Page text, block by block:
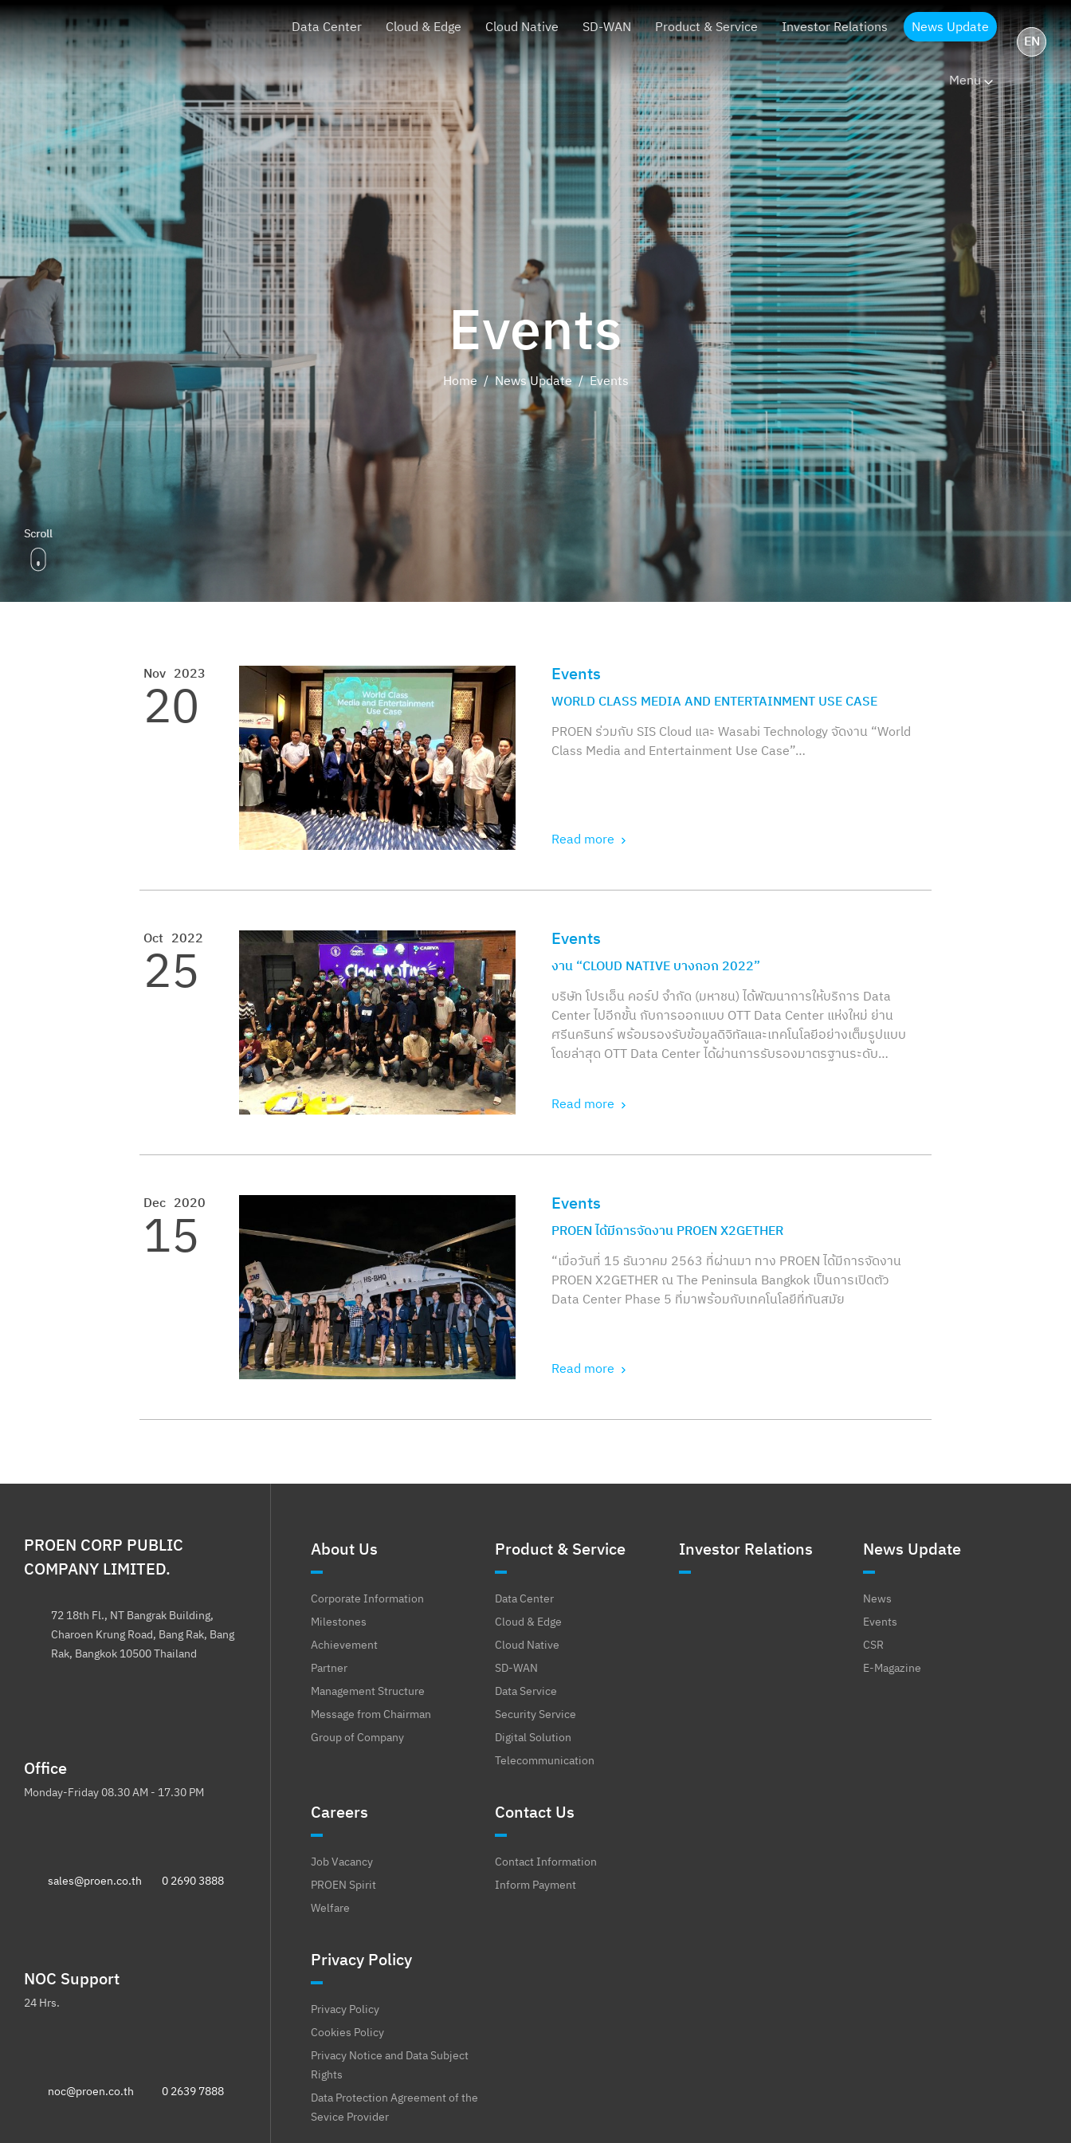
PROEN Corp Public Company Limited
Data Center Cloud & Edge Cloud Native SD-WAN Product & Service Investor Relations News Update
Menu
EN
Events
Home /News Update/Events
20
Nov 2023
WORLD CLASS MEDIA AND ENTERTAINMENT USE CASE
Events
,
PROEN ร่วมกับ SIS Cloud และ Wasabi Technology จัดงาน “World
Class Media and Entertainment Use Case”…
Read more
25
Oct 2022
งาน “CLOUD NATIVE บางกอก 2022”
Events
,
บริษัท โปรเอ็น คอร์ป จำกัด (มหาชน) ได้พัฒนาการให้บริการ Data
Center ไปอีกขั้น กับการออกแบบ OTT Data Center แห่งใหม่ ย่าน
ศรีนครินทร์ พร้อมรองรับข้อมูลดิจิทัลและเทคโนโลยีอย่างเต็มรูปแบบ
โดยล่าสุด OTT Data Center ได้ผ่านการรับรองมาตรฐานระดับ…
Read more
15
Dec 2020
PROEN ได้มีการจัดงาน PROEN X2GETHER
Events
,
“เมื่อวันที่ 15 ธันวาคม 2563 ที่ผ่านมา ทาง PROEN ได้มีการจัดงาน
PROEN X2GETHER ณ The Peninsula Bangkok เป็นการเปิดตัว
Data Center Phase 5 ที่มาพร้อมกับเทคโนโลยีที่ทันสมัย
Read more
PROEN CORP PUBLIC
COMPANY LIMITED.
72 18th Fl., NT Bangrak Building,
Charoen Krung Road, Bang Rak, Bang
Rak, Bangkok 10500 Thailand
Office
Monday-Friday 08.30 AM - 17.30 PM
sales@proen.co.th 0 2690 3888
NOC Support
24 Hrs.
noc@proen.co.th 0 2639 7888
About Us
Corporate Information
Milestones
Achievement
Partner
Management Structure
Message from Chairman
Group of Company
Product & Service
Data Center
Cloud & Edge
Cloud Native
SD-WAN
Data Service
Security Service
Digital Solution
Telecommunication
Investor Relations News Update
News
Events
CSR
E-Magazine
Careers
Job Vacancy
PROEN Spirit
Welfare
Contact Us
Contact Information
Inform Payment
Privacy Policy
Privacy Policy
Cookies Policy
Privacy Notice and Data Subject
Rights
Data Protection Agreement of the
Sevice Provider